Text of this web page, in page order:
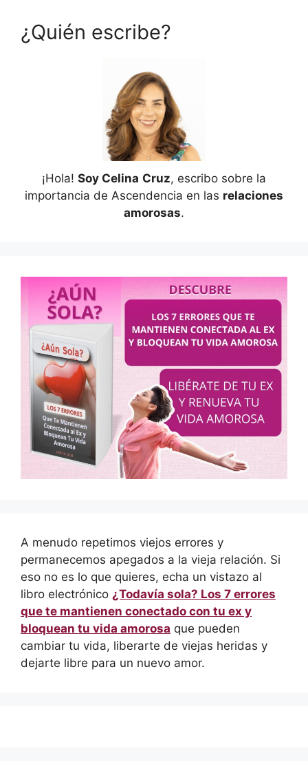
¿Quién escribe?
¡Hola! Soy Celina Cruz, escribo sobre la
importancia de Ascendencia en las relaciones
amorosas.
A menudo repetimos viejos errores y
permanecemos apegados a la vieja relación. Si
eso no es lo que quieres, echa un vistazo al
libro electrónico ¿Todavía sola? Los 7 errores
que te mantienen conectado con tu ex y
bloquean tu vida amorosa que pueden
cambiar tu vida, liberarte de viejas heridas y
dejarte libre para un nuevo amor.